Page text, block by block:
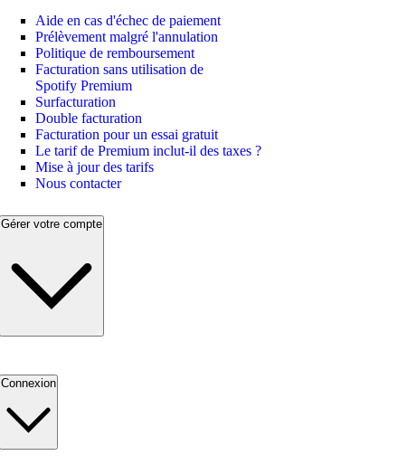
Aide en cas d'échec de paiement
Prélèvement malgré l'annulation
Politique de remboursement
Facturation sans utilisation de
Spotify Premium
Surfacturation
Double facturation
Facturation pour un essai gratuit
Le tarif de Premium inclut-il des taxes ?
Mise à jour des tarifs
Nous contacter
Gérer votre compte
Connexion